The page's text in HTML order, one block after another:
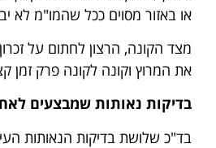
או באזור מסוים ככל שהמו"מ לא
מצד הקונה, הרצון לחתום על
את המרוץ וקונה לקונה פרק זמן
בדיקות נאותות שמבצעים
בד"כ שלושת בדיקות הנאותות